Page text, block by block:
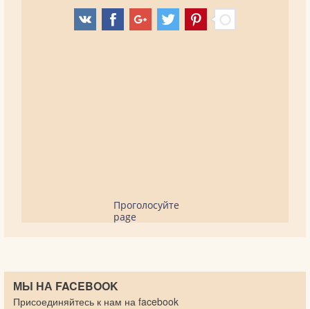
Проголосуйте
page
МЫ НА FACEBOOK
Присоединяйтесь к нам на facebook